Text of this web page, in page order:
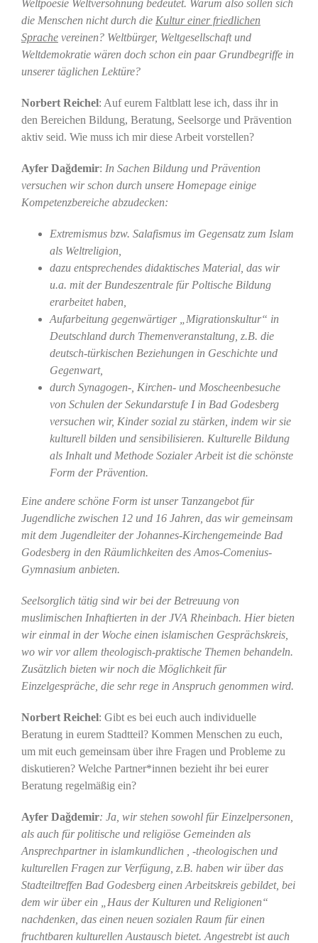
Weltpoesie Weltversöhnung bedeutet. Warum also sollen sich
die Menschen nicht durch die Kultur einer friedlichen
Sprachevereinen? Weltbürger, Weltgesellschaft und
Weltdemokratie wären doch schon ein paar Grundbegriffe in
unserer täglichen Lektüre?
Norbert Reichel: Auf eurem Faltblatt lese ich, dass ihr in
den Bereichen Bildung, Beratung, Seelsorge und Prävention
aktiv seid. Wie muss ich mir diese Arbeit vorstellen?
Ayfer Dağdemir: In Sachen Bildung und Prävention
versuchen wir schon durch unsere Homepage einige
Kompetenzbereiche abzudecken:
Extremismus bzw. Salafismus im Gegensatz zum Islam
als Weltreligion,
dazu entsprechendes didaktisches Material, das wir
u.a. mit der Bundeszentrale für Poltische Bildung
erarbeitet haben,
Aufarbeitung gegenwärtiger „Migrationskultur“ in
Deutschland durch Themenveranstaltung, z.B. die
deutsch-türkischen Beziehungen in Geschichte und
Gegenwart,
durch Synagogen-, Kirchen- und Moscheenbesuche
von Schulen der Sekundarstufe I in Bad Godesberg
versuchen wir, Kinder sozial zu stärken, indem wir sie
kulturell bilden und sensibilisieren. Kulturelle Bildung
als Inhalt und Methode Sozialer Arbeit ist die schönste
Form der Prävention.
Eine andere schöne Form ist unser Tanzangebot für
Jugendliche zwischen 12 und 16 Jahren, das wir gemeinsam
mit dem Jugendleiter der Johannes-Kirchengemeinde Bad
Godesberg in den Räumlichkeiten des Amos-Comenius-
Gymnasium anbieten.
Seelsorglich tätig sind wir bei der Betreuung von
muslimischen Inhaftierten in der JVA Rheinbach. Hier bieten
wir einmal in der Woche einen islamischen Gesprächskreis,
wo wir vor allem theologisch-praktische Themen behandeln.
Zusätzlich bieten wir noch die Möglichkeit für
Einzelgespräche, die sehr rege in Anspruch genommen wird.
Norbert Reichel: Gibt es bei euch auch individuelle
Beratung in eurem Stadtteil? Kommen Menschen zu euch,
um mit euch gemeinsam über ihre Fragen und Probleme zu
diskutieren? Welche Partner*innen bezieht ihr bei eurer
Beratung regelmäßig ein?
Ayfer Dağdemir: Ja, wir stehen sowohl für Einzelpersonen,
als auch für politische und religiöse Gemeinden als
Ansprechpartner in islamkundlichen , -theologischen und
kulturellen Fragen zur Verfügung, z.B. haben wir über das
Stadteiltreffen Bad Godesberg einen Arbeitskreis gebildet, bei
dem wir über ein „Haus der Kulturen und Religionen“
nachdenken, das einen neuen sozialen Raum für einen
fruchtbaren kulturellen Austausch bietet. Angestrebt ist auch